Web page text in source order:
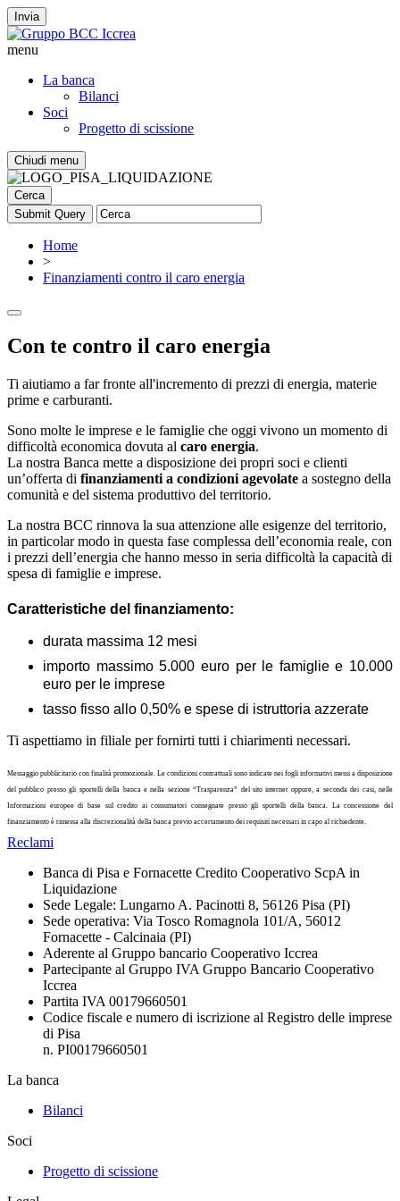
Invia
menu
La banca
Bilanci
Soci
Progetto di scissione
Chiudi menu
Cerca
Home
>
Finanziamenti contro il caro energia
Con te contro il caro energia
Ti aiutiamo a far fronte all'incremento di prezzi di energia, materie
prime e carburanti.
Sono molte le imprese e le famiglie che oggi vivono un momento di
difficoltà economica dovuta al caro energia.
La nostra Banca mette a disposizione dei propri soci e clienti
un’offerta di finanziamenti a condizioni agevolate a sostegno della
comunità e del sistema produttivo del territorio.
La nostra BCC rinnova la sua attenzione alle esigenze del territorio,
in particolar modo in questa fase complessa dell’economia reale, con
i prezzi dell’energia che hanno messo in seria difficoltà la capacità di
spesa di famiglie e imprese.
Caratteristiche del finanziamento:
durata massima 12 mesi
importo massimo 5.000 euro per le famiglie e 10.000
euro per le imprese
tasso fisso allo 0,50% e spese di istruttoria azzerate
Ti aspettiamo in filiale per fornirti tutti i chiarimenti necessari.
Messaggio pubblicitario con finalità promozionale. Le condizioni contrattuali sono indicate nei fogli informativi messi a disposizione
del pubblico presso gli sportelli della banca e nella sezione “Trasparenza” del sito internet oppure, a seconda dei casi, nelle
Informazioni europee di base sul credito ai consumatori consegnate presso gli sportelli della banca. La concessione del
finanziamento è rimessa alla discrezionalità della banca previo accertamento dei requisiti necessari in capo al richiedente.
Reclami
Banca di Pisa e Fornacette Credito Cooperativo ScpA in
Liquidazione
Sede Legale: Lungarno A. Pacinotti 8, 56126 Pisa (PI)
Sede operativa: Via Tosco Romagnola 101/A, 56012
Fornacette - Calcinaia (PI)
Aderente al Gruppo bancario Cooperativo Iccrea
Partecipante al Gruppo IVA Gruppo Bancario Cooperativo
Iccrea
Partita IVA 00179660501
Codice fiscale e numero di iscrizione al Registro delle imprese
di Pisa
n. PI00179660501
La banca
Bilanci
Soci
Progetto di scissione